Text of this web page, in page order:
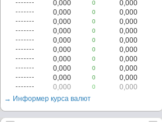
0,000
0
0,000
0,000
0
0,000
0,000
0
0,000
0,000
0
0,000
0,000
0
0,000
0,000
0
0,000
0,000
0
0,000
0,000
0
0,000
0,000
0
0,000
0,000
0
0,000
→ Информер курса валют